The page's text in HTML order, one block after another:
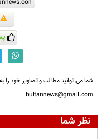
شما می توانید مطالب و تصاویر خود را
bultannews@gmail.com
نظر شما